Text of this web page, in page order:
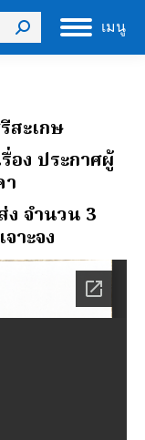
เมนู
สะเกษ
รื่อง ประกาศผู้
จํานวน 3
าะจง